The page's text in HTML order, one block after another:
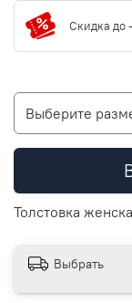
Скидка до
Выберите
Толстовка
Выбрать